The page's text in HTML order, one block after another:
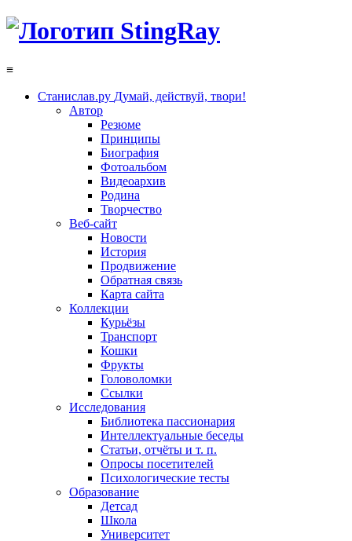
≡
Станислав.ру Думай, действуй, твори!
Автор
Резюме
Принципы
Биография
Фотоальбом
Видеоархив
Родина
Творчество
Веб-сайт
Новости
История
Продвижение
Обратная связь
Карта сайта
Коллекции
Курьёзы
Транспорт
Кошки
Фрукты
Головоломки
Ссылки
Исследования
Библиотека пассионария
Интеллектуальные беседы
Статьи, отчёты и т. п.
Опросы посетителей
Психологические тесты
Образование
Детсад
Школа
Университет